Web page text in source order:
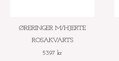
ØRERINGER M/HJERTE
ROSAKVARTS
5397 kr